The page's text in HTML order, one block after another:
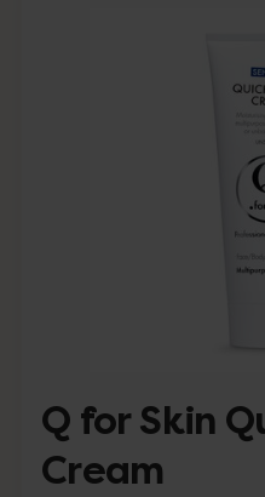
Q for Skin
Cream